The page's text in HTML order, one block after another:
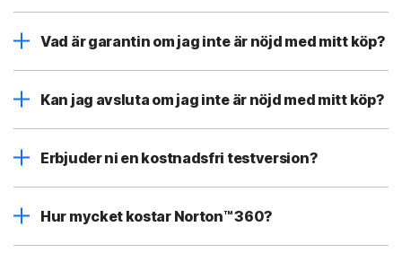
Vad är garantin om jag inte är nöjd med mitt köp?
Kan jag avsluta om jag inte är nöjd med mitt köp?
Erbjuder ni en kostnadsfri testversion?
Hur mycket kostar Norton™ 360?